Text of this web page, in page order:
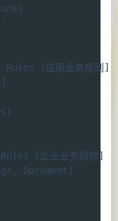
[应用业务规则]
[企业业务规则]
Document]